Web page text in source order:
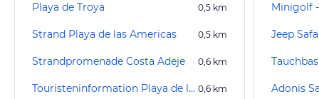
Playa de Troya 0,5 km
Strand Playa de las Americas 0,5 km
Strandpromenade Costa Adeje 0,6 km
Touristeninformation Playa de las Americas 0,6 km
Minigolf
Jeep
Adonis